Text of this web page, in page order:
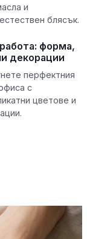
и
блясък.
форма,
декорации
перфектния
с
цветове и